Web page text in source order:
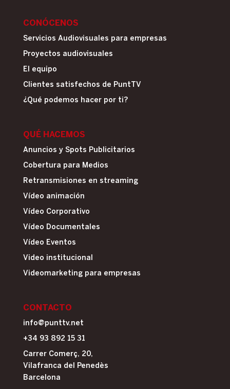
CONÓCENOS
Servicios Audiovisuales para empresas
Proyectos audiovisuales
El equipo
Clientes satisfechos de PuntTV
¿Qué podemos hacer por ti?
QUÉ HACEMOS
Anuncios y Spots Publicitarios
Cobertura para Medios
Retransmisiones en streaming
Vídeo animación
Vídeo Corporativo
Vídeo Documentales
Vídeo Eventos
Video institucional
Videomarketing para empresas
CONTACTO
info@punttv.net
+34 93 892 15 31
Carrer Comerç, 20,
Vilafranca del Penedès
Barcelona